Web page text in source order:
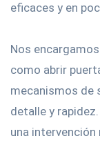
eficaces y en
Nos
como abrir
mecanismos de
detalle y
una